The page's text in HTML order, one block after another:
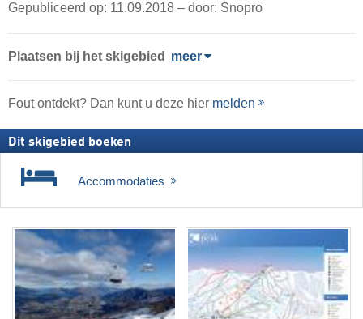
Gepubliceerd op: 11.09.2018 – door: Snopro
Plaatsen bij het skigebied meer
Fout ontdekt? Dan kunt u deze hier melden
Dit skigebied boeken
Accommodaties